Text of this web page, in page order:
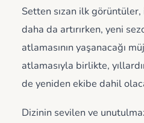
Setten sızan ilk görüntüler,
daha da artırırken, yeni
atlamasının yaşanacağı
atlamasıyla birlikte,
de yeniden ekibe dahil
Dizinin sevilen ve